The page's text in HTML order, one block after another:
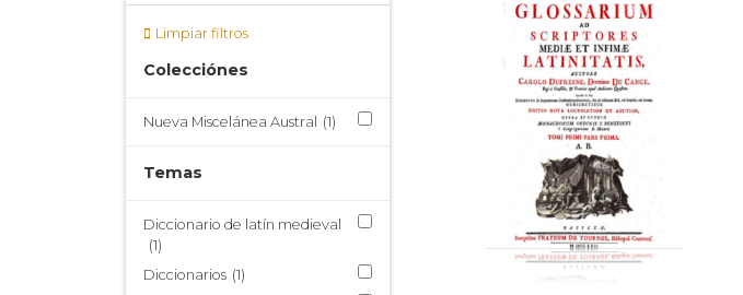
Limpiar filtros
Colecciónes
Nueva Miscelánea Austral (1)
Temas
Diccionario de latín medieval
(1)
Diccionarios (1)